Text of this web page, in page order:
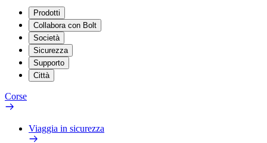
Prodotti
Collabora con Bolt
Società
Sicurezza
Supporto
Città
Corse
Viaggia in sicurezza